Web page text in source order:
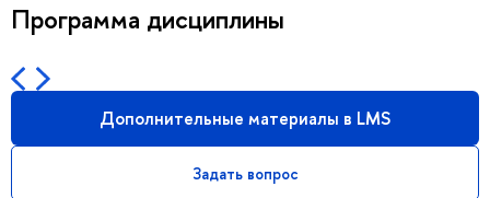
Программа дисциплины
Дополнительные материалы в LMS
Задать вопрос